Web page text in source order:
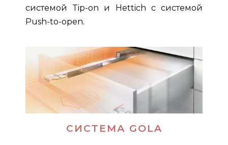
системой Tip-on и Hettich с системой
Push-to-open.
СИСТЕМА GOLA